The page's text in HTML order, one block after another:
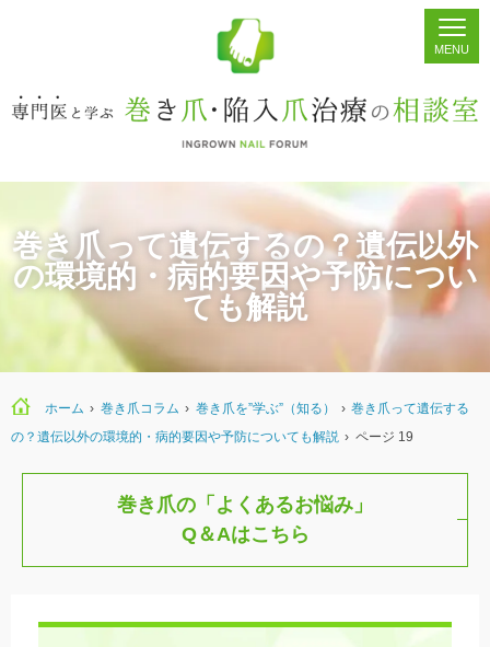
ホーム シェア 掲示板 検索
巻き爪って遺伝するの？遺伝以外
の環境的・病的要因や予防につい
ても解説
ホーム › 巻き爪コラム › 巻き爪を”学ぶ”（知る） › 巻き爪って遺伝する
の？遺伝以外の環境的・病的要因や予防についても解説 › ページ 19
巻き爪の「よくあるお悩み」
Q＆Aはこちら